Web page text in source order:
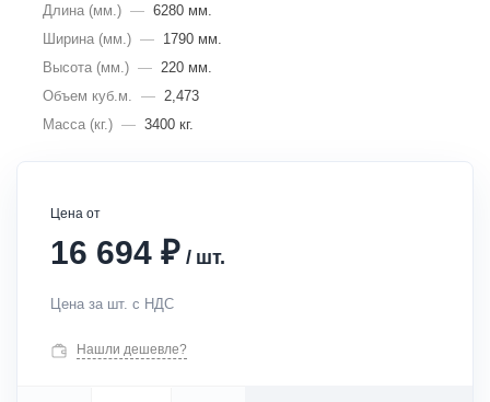
Длина (мм.) — 6280 мм.
Ширина (мм.) — 1790 мм.
Высота (мм.) — 220 мм.
Объем куб.м. — 2,473
Масса (кг.) — 3400 кг.
Цена от
16 694 ₽ / шт.
Цена за шт. с НДС
Нашли дешевле?